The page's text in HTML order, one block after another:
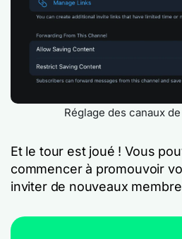
Réglage des canaux
Et le tour est joué ! Vous
commencer à promouvoir
inviter de nouveaux